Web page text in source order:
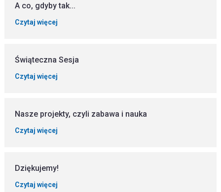
A co, gdyby tak...
Czytaj więcej
Świąteczna Sesja
Czytaj więcej
Nasze projekty, czyli zabawa i nauka
Czytaj więcej
Dziękujemy!
Czytaj więcej